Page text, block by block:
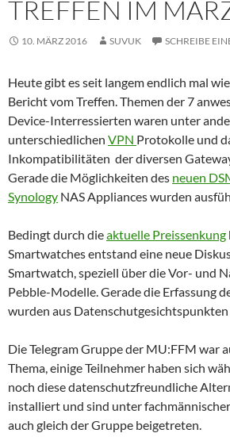
TREFFEN IM
10. MÄRZ 2016 SUVUK SCHREIBE
Heute gibt es seit langem endlich mal
Bericht vom Treffen. Themen der 7
Device-Interressierten waren unter
unterschiedlichen VPN Protokolle und
Inkompatibilitäten der diversen
Gerade die Möglichkeiten des neuen
Synology NAS Appliances wurden
Bedingt durch dieaktuelle Preissenkung
Smartwatches entstand eine neue
Smartwatch, speziell über die Vor- und
Pebble-Modelle. Gerade die Erfassung
wurden aus
Die Telegram Gruppe der MU:FFM war
Thema, einige Teilnehmer haben sich
noch diese datenschutzfreundliche
installiert und sind unter
auch gleich der Gruppe beigetreten.